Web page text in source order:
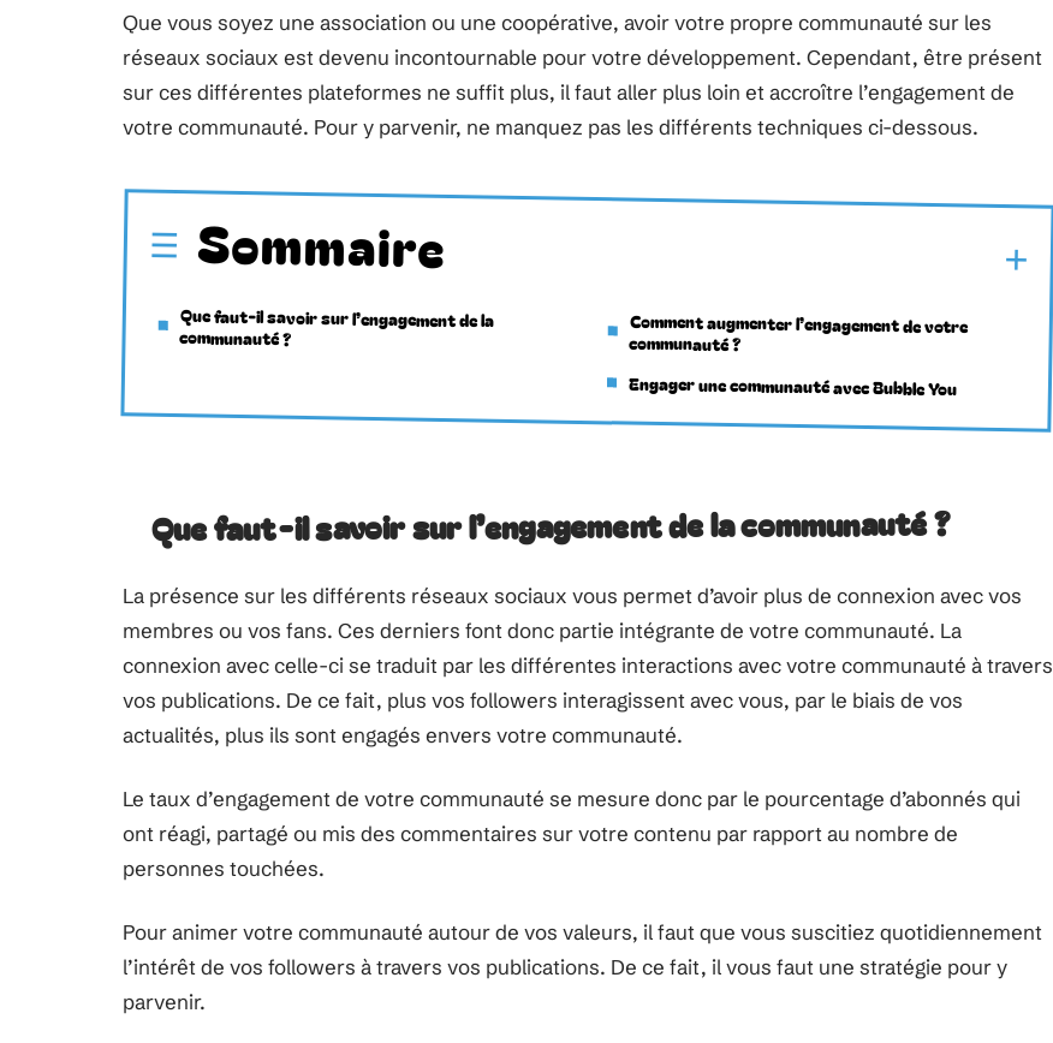
Que vous soyez une association ou une coopérative, avoir votre propre communauté sur les
réseaux sociaux est devenu incontournable pour votre développement. Cependant, être présent
sur ces différentes plateformes ne suffit plus, il faut aller plus loin et accroître l’engagement de
votre communauté. Pour y parvenir, ne manquez pas les différents techniques ci-dessous.
Sommaire
Que faut-il savoir sur l’engagement de la
communauté ? Comment augmenter l’engagement de votre
communauté ?
Engager une communauté avec Bubble You
Que faut-il savoir sur l’engagement de la communauté ?
La présence sur les différents réseaux sociaux vous permet d’avoir plus de connexion avec vos
membres ou vos fans. Ces derniers font donc partie intégrante de votre communauté. La
connexion avec celle-ci se traduit par les différentes interactions avec votre communauté à travers
vos publications. De ce fait, plus vos followers interagissent avec vous, par le biais de vos
actualités, plus ils sont engagés envers votre communauté.
Le taux d’engagement de votre communauté se mesure donc par le pourcentage d’abonnés qui
ont réagi, partagé ou mis des commentaires sur votre contenu par rapport au nombre de
personnes touchées.
Pour animer votre communauté autour de vos valeurs, il faut que vous suscitiez quotidiennement
l’intérêt de vos followers à travers vos publications. De ce fait, il vous faut une stratégie pour y
parvenir.